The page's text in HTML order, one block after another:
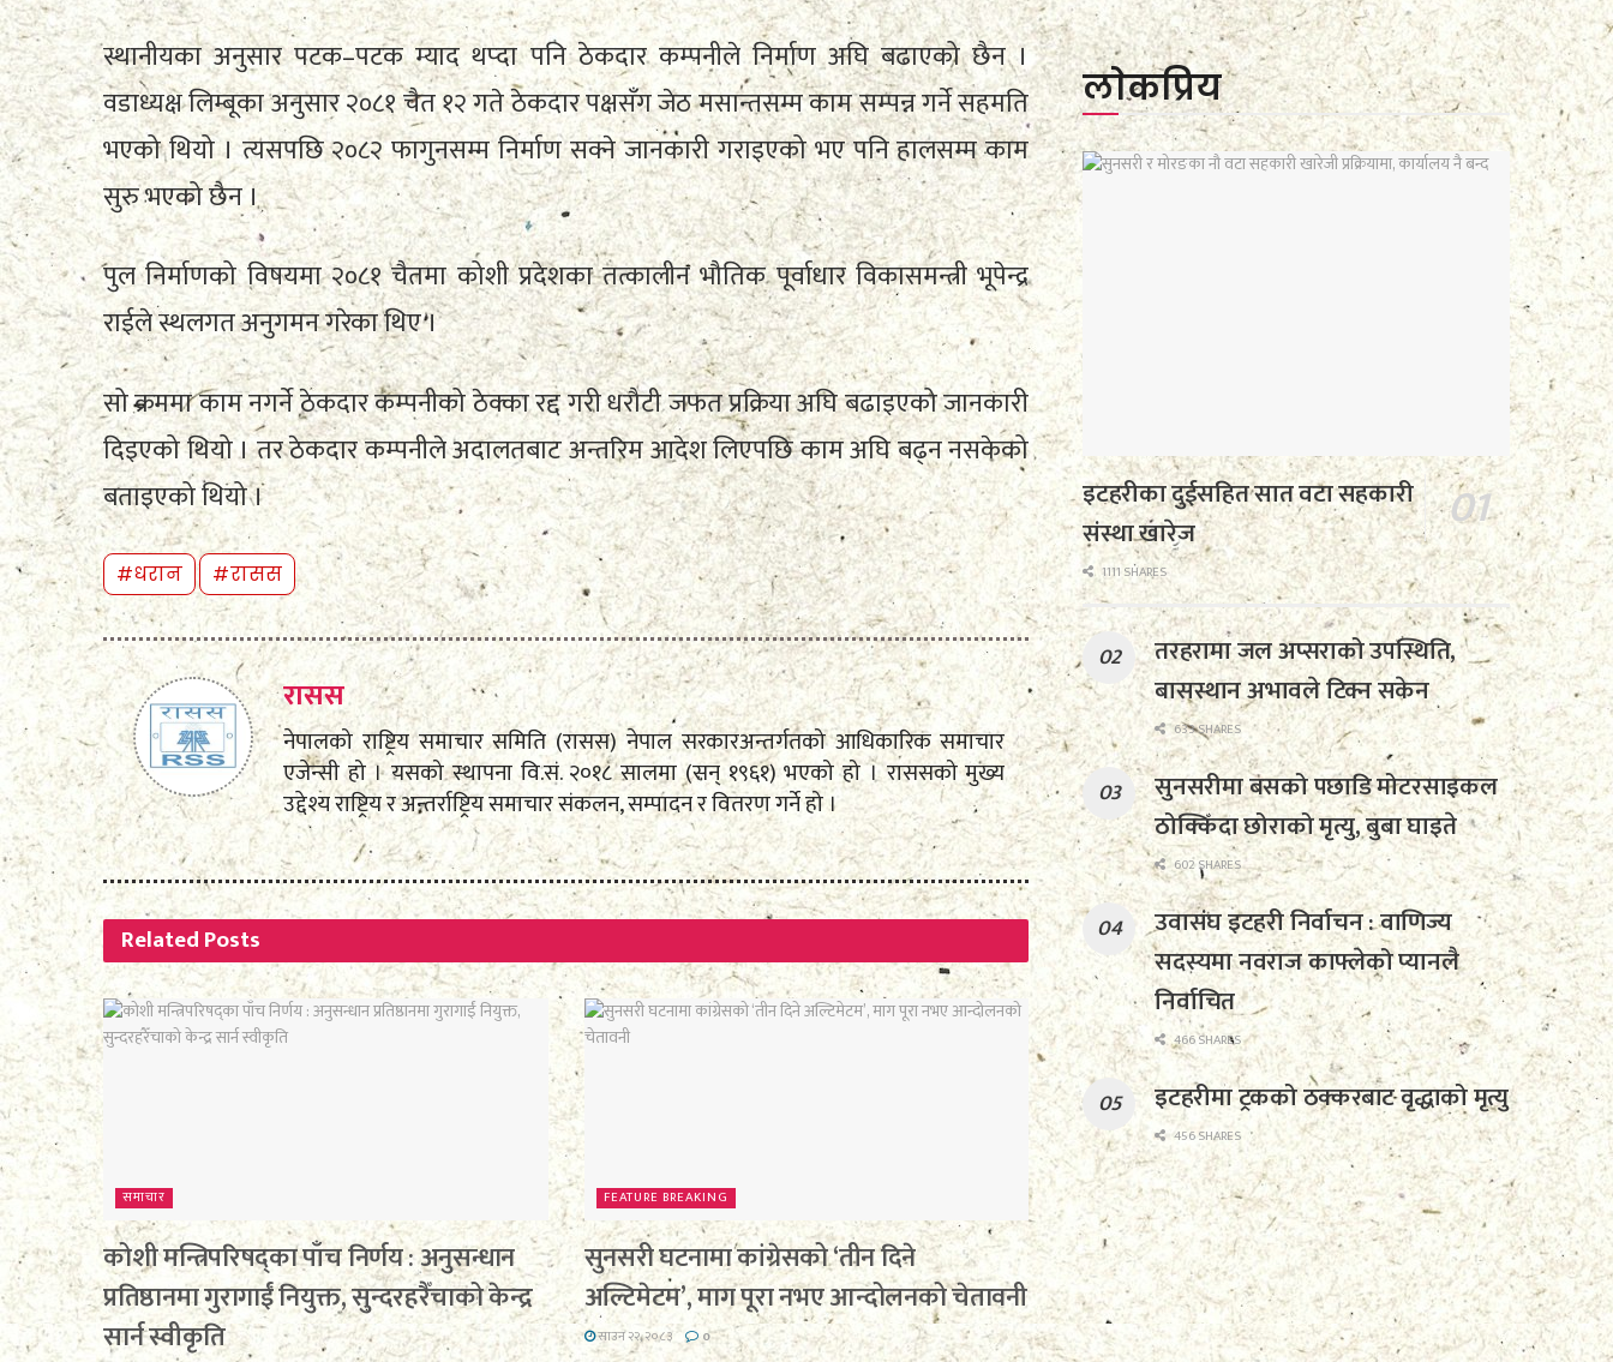
स्थानीयका अनुसार पटक–पटक म्याद थप्दा पनि ठेकदार कम्पनीले निर्माण अघि बढाएको छैन ।
वडाध्यक्ष लिम्बूका अनुसार २०८१ चैत १२ गते ठेकदार पक्षसँग जेठ मसान्तसम्म काम सम्पन्न गर्ने सहमति
भएको थियो । त्यसपछि २०८२ फागुनसम्म निर्माण सक्ने जानकारी गराइएको भए पनि हालसम्म काम
सुरु भएको छैन ।
पुल निर्माणको विषयमा २०८१ चैतमा कोशी प्रदेशका तत्कालीन भौतिक पूर्वाधार विकासमन्त्री भूपेन्द्र
राईले स्थलगत अनुगमन गरेका थिए ।
सो क्रममा काम नगर्ने ठेकदार कम्पनीको ठेक्का रद्द गरी धरौटी जफत प्रक्रिया अघि बढाइएको जानकारी
दिइएको थियो । तर ठेकदार कम्पनीले अदालतबाट अन्तरिम आदेश लिएपछि काम अघि बढ्न नसकेको
बताइएको थियो ।
#धरान #रासस
रासस
नेपालको राष्ट्रिय समाचार समिति (रासस) नेपाल सरकारअन्तर्गतको आधिकारिक समाचार
एजेन्सी हो । यसको स्थापना वि.सं. २०१८ सालमा (सन् १९६१) भएको हो । राससको मुख्य
उद्देश्य राष्ट्रिय र अन्तर्राष्ट्रिय समाचार संकलन, सम्पादन र वितरण गर्ने हो ।
RelatedPosts
समाचार
कोशी मन्त्रिपरिषद्का पाँच निर्णय : अनुसन्धान
प्रतिष्ठानमा गुरागाईं नियुक्त, सुन्दरहरैँचाको केन्द्र
सार्न स्वीकृति
FEATURE BREAKING
सुनसरी घटनामा कांग्रेसको ‘तीन दिने
अल्टिमेटम’, माग पूरा नभए आन्दोलनको चेतावनी
साउन २२, २०८३ 0
लाेकप्रिय
इटहरीका दुईसहित सात वटा सहकारी
संस्था खारेज
1111 SHARES
तरहरामा जल अप्सराको उपस्थिति,
बासस्थान अभावले टिक्न सकेन
633 SHARES
सुनसरीमा बसको पछाडि मोटरसाइकल
ठोक्किँदा छोराको मृत्यु, बुबा घाइते
602 SHARES
उवासंघ इटहरी निर्वाचन : वाणिज्य
सदस्यमा नवराज काफ्लेको प्यानलै
निर्वाचित
466 SHARES
इटहरीमा ट्रकको ठक्करबाट वृद्धाको मृत्यु
456 SHARES